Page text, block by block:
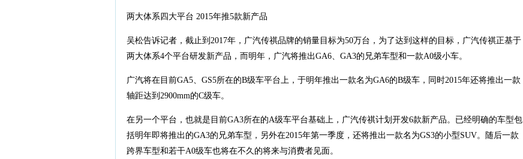
两大体系四大平台 2015年推5款新产品
吴松告诉记者，截止到2017年，广汽传祺品牌的销量目标为50万台，为了达到这样的目标，广汽传祺正基于
两大体系4个平台研发新产品，而明年，广汽将推出GA6、GA3的兄弟车型和一款A0级小车。
广汽将在目前GA5、GS5所在的B级车平台上，于明年推出一款名为GA6的B级车，同时2015年还将推出一款
轴距达到2900mm的C级车。
在另一个平台，也就是目前GA3所在的A级车平台基础上，广汽传祺计划开发6款新产品。已经明确的车型包
括明年即将推出的GA3的兄弟车型，另外在2015年第一季度，还将推出一款名为GS3的小型SUV。随后一款
跨界车型和若干A0级车也将在不久的将来与消费者见面。